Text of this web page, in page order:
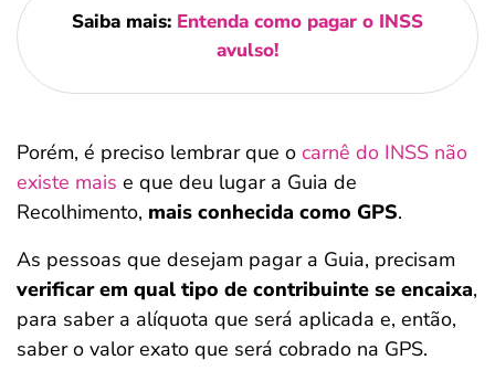
Saiba mais: Entenda como pagar o INSS
avulso!
Porém, é preciso lembrar que o carnê do INSS não
existe mais e que deu lugar a Guia de
Recolhimento, mais conhecida como GPS.
As pessoas que desejam pagar a Guia, precisam
verificar em qual tipo de contribuinte se encaixa,
para saber a alíquota que será aplicada e, então,
saber o valor exato que será cobrado na GPS.